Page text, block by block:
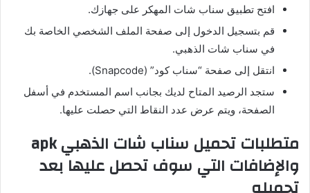
افتح تطبيق سناب شات المهكر على جهازك.
قم بتسجيل الدخول إلى صفحة الملف الشخصي الخاصة بك
في سناب شات الذهبي.
انتقل إلى صفحة “سناب كود” (Snapcode).
ستجد الرصيد المتاح لديك بجانب اسم المستخدم في أسفل
الصفحة، ويتم عرض عدد النقاط التي حصلت عليها.
متطلباتتحميل سناب شات الذهبيapk
والإضافات التي سوفتحصلعليها بعد